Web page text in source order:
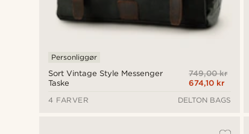
Sort Vintage Style Messenger
Taske
Personliggør
749,00 kr
674,10 kr
4 FARVER
DELTON BAGS